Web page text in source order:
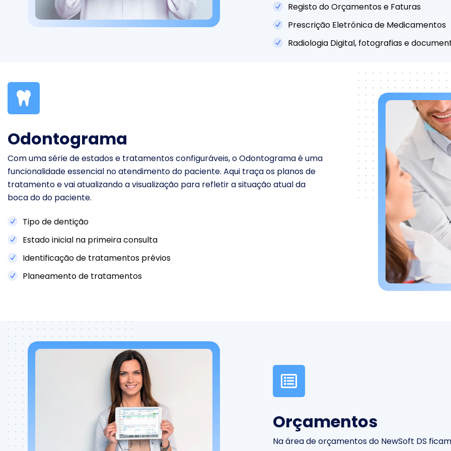
Registo do Orçamentos e Faturas
Prescrição Eletrónica de Medicamentos
Radiologia Digital, fotografias e
Odontograma
Com uma série de estados e tratamentos configuráveis, o Odontograma é uma
funcionalidade essencial no atendimento do paciente. Aqui traça os planos de
tratamento e vai atualizando a visualização para refletir a situação atual da
boca do do paciente.
Tipo de dentição
Estado inicial na primeira consulta
Identificação de tratamentos prévios
Planeamento de tratamentos
Orçamentos
Na área de orçamentos do NewSoft DS